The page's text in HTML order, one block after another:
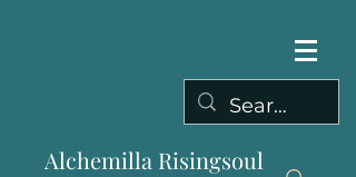
Alchemilla Risingsoul